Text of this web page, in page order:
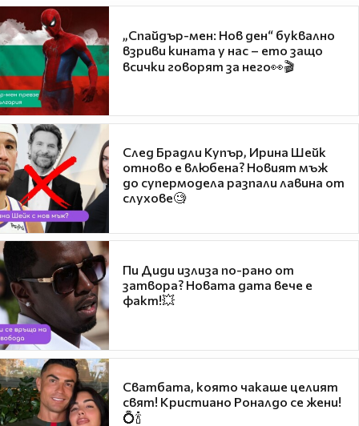
„Спайдър-мен: Нов ден“ буквално
взриви кината у нас – ето защо
всички говорят за него👀🎬
След Брадли Купър, Ирина Шейк
отново е влюбена? Новият мъж
до супермодела разпали лавина от
слухове🧐
Пи Диди излиза по-рано от
затвора? Новата дата вече е
факт!💥
Сватбата, която чакаше целият
свят! Кристиано Роналдо се жени!
💍🍾